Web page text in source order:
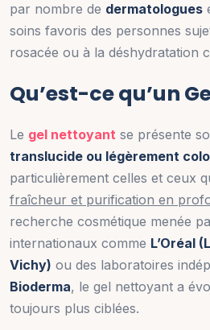
par nombre de dermatologues
soins favoris des personnes
rosacée ou à la déshydratation
Qu’est-ce qu’un
Le gel nettoyant se présente
translucide ou légèrement
particulièrement celles et ceux
fraîcheur et purification en
recherche cosmétique menée
internationaux comme L’Oréal
Vichy) ou des laboratoires
Bioderma, le gel nettoyant a
toujours plus ciblées.